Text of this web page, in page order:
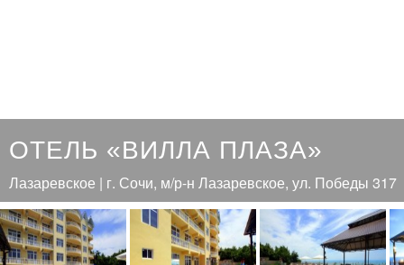
ОТЕЛЬ «ВИЛЛА ПЛАЗА»
Лазаревское | г. Сочи, м/р-н Лазаревское, ул. Победы 317